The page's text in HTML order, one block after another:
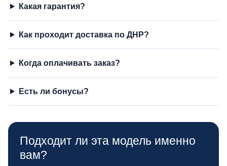
Какая гарантия?
Как проходит доставка по ДНР?
Когда оплачивать заказ?
Есть ли бонусы?
Подходит ли эта модель именно
вам?